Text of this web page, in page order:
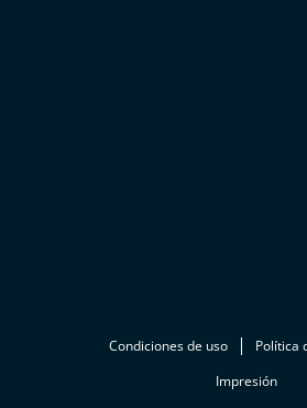
Condiciones de uso
Política
Impresión